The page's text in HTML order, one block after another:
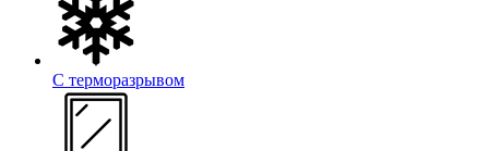
С терморазрывом